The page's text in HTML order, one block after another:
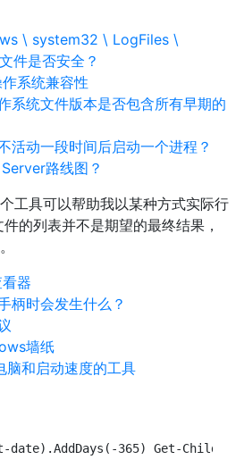
\ system32 \ LogFiles \
件是否安全？
系统兼容性
系统文件版本是否包含所有早期的
活动一段时间后启动一个进程？
路线图？
工具可以帮助我以某种方式实际行
的列表并不是期望的最终结果，
器
柄时会发生什么？
墙纸
脑和启动速度的工具
date).AddDays(-365) Get-